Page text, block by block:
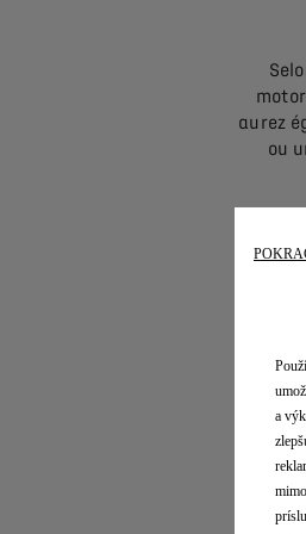
aurez
ou
Votre
dua